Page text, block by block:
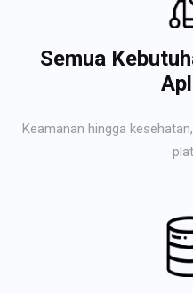
Semua
Keamanan hingga